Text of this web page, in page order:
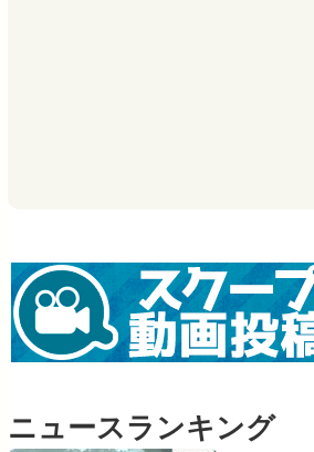
ニュースランキング